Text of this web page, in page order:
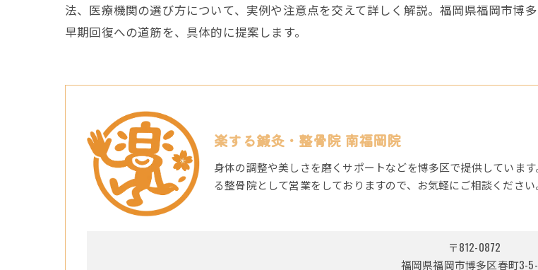
法、医療機関の選び方について、実例や注意点を交えて詳しく解説。福岡県福岡市博
早期回復への道筋を、具体的に提案します。
楽する鍼灸・整骨院 南福岡院
身体の調整や美しさを磨くサポートなどを博多区で提供していま
る整骨院として営業をしておりますので、お気軽にご相談ください
〒812-0872
福岡県福岡市博多区春町3-